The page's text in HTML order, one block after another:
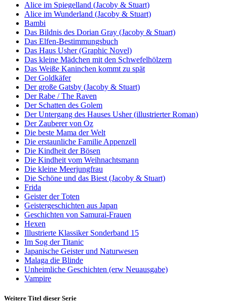
Alice im Spiegelland (Jacoby & Stuart)
Alice im Wunderland (Jacoby & Stuart)
Bambi
Das Bildnis des Dorian Gray (Jacoby & Stuart)
Das Elfen-Bestimmungsbuch
Das Haus Usher (Graphic Novel)
Das kleine Mädchen mit den Schwefelhölzern
Das Weiße Kaninchen kommt zu spät
Der Goldkäfer
Der große Gatsby (Jacoby & Stuart)
Der Rabe / The Raven
Der Schatten des Golem
Der Untergang des Hauses Usher (illustrierter Roman)
Der Zauberer von Oz
Die beste Mama der Welt
Die erstaunliche Familie Appenzell
Die Kindheit der Bösen
Die Kindheit vom Weihnachtsmann
Die kleine Meerjungfrau
Die Schöne und das Biest (Jacoby & Stuart)
Frida
Geister der Toten
Geistergeschichten aus Japan
Geschichten von Samurai-Frauen
Hexen
Illustrierte Klassiker Sonderband 15
Im Sog der Titanic
Japanische Geister und Naturwesen
Malaga die Blinde
Unheimliche Geschichten (erw Neuausgabe)
Vampire
Weitere Titel dieser Serie